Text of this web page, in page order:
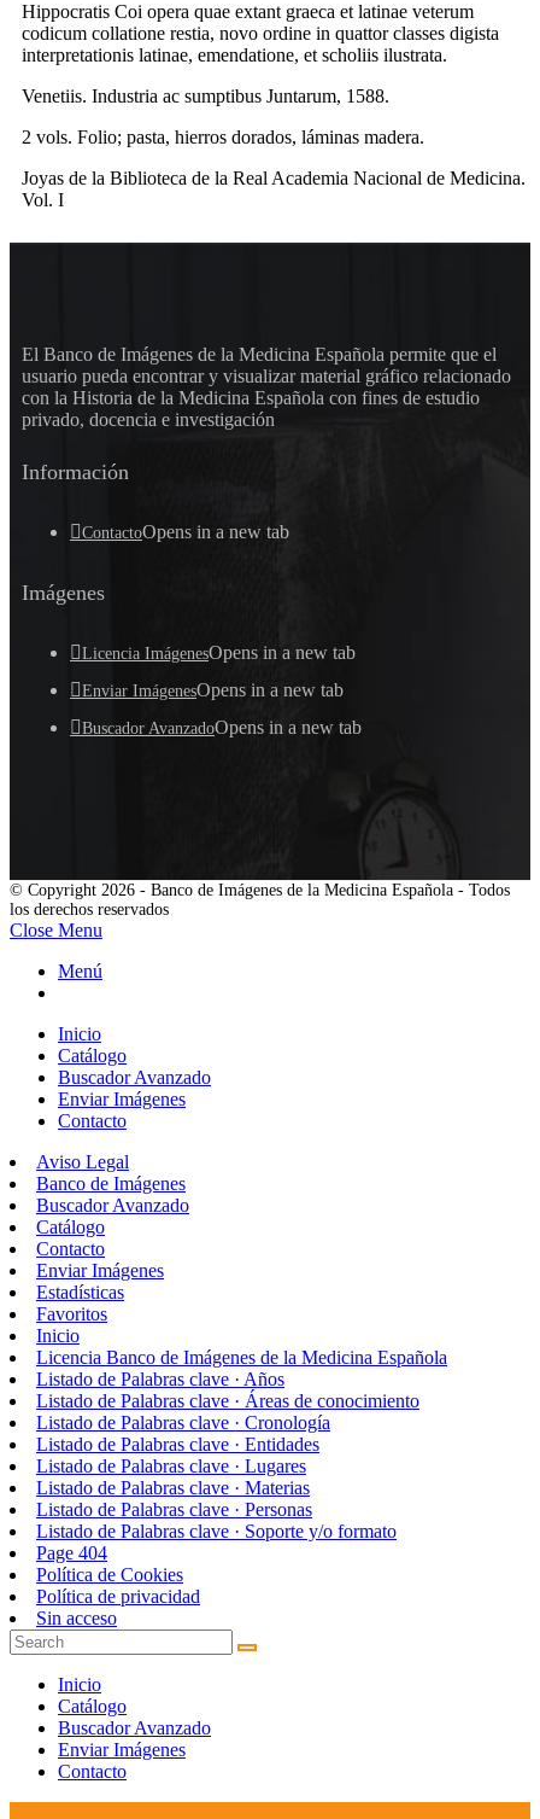
Hippocratis Coi opera quae extant graeca et latinae veterum
codicum collatione restia, novo ordine in quattor classes digista
interpretationis latinae, emendatione, et scholiis ilustrata.
Venetiis. Industria ac sumptibus Juntarum, 1588.
2 vols. Folio; pasta, hierros dorados, láminas madera.
Joyas de la Biblioteca de la Real Academia Nacional de Medicina.
Vol. I
El Banco de Imágenes de la Medicina Española permite que el
usuario pueda encontrar y visualizar material gráfico relacionado
con la Historia de la Medicina Española con fines de estudio
privado, docencia e investigación
Información
ContactoOpens in a new tab
Imágenes
Licencia ImágenesOpens in a new tab
Enviar ImágenesOpens in a new tab
Buscador AvanzadoOpens in a new tab
© Copyright 2026 - Banco de Imágenes de la Medicina Española - Todos
los derechos reservados
Close Menu
Menú
Inicio
Catálogo
Buscador Avanzado
Enviar Imágenes
Contacto
Aviso Legal
Banco de Imágenes
Buscador Avanzado
Catálogo
Contacto
Enviar Imágenes
Estadísticas
Favoritos
Inicio
Licencia Banco de Imágenes de la Medicina Española
Listado de Palabras clave · Años
Listado de Palabras clave · Áreas de conocimiento
Listado de Palabras clave · Cronología
Listado de Palabras clave · Entidades
Listado de Palabras clave · Lugares
Listado de Palabras clave · Materias
Listado de Palabras clave · Personas
Listado de Palabras clave · Soporte y/o formato
Page 404
Política de Cookies
Política de privacidad
Sin acceso
Inicio
Catálogo
Buscador Avanzado
Enviar Imágenes
Contacto